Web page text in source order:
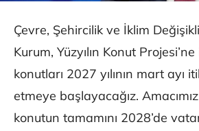
Çevre, Şehircilik ve İklim
Kurum, Yüzyılın Konut
konutları 2027 yılının mart ayı
etmeye başlayacağız.
konutun tamamını 2028’de